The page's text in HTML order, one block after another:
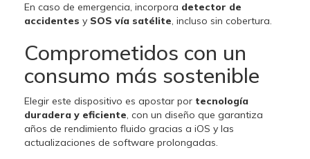
En caso de emergencia, incorpora detector de
accidentes y SOS vía satélite, incluso sin cobertura.
Comprometidos con un
consumo más sostenible
Elegir este dispositivo es apostar por tecnología
duradera y eficiente, con un diseño que garantiza
años de rendimiento fluido gracias a iOS y las
actualizaciones de software prolongadas.